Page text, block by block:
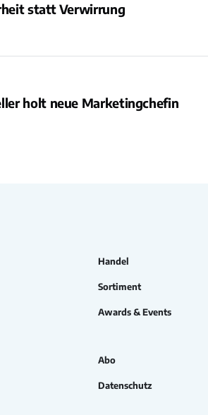
statt Verwirrung
holt neue Marketingchefin
Handel
Sortiment
Awards & Events
Abo
Datenschutz